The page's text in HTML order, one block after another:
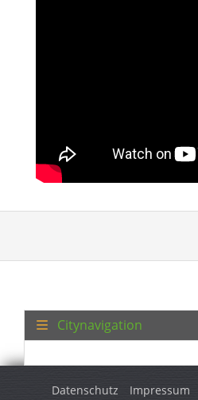
Datenschutz Impressum
© 2026 Turkey Regional.